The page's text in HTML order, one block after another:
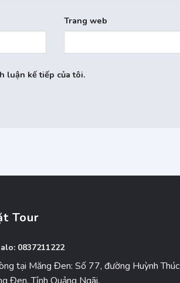
Trang web
luận kế tiếp của tôi.
Tour
0837211222
tại Măng Đen: Số 77, đường Huỳnh Thúc